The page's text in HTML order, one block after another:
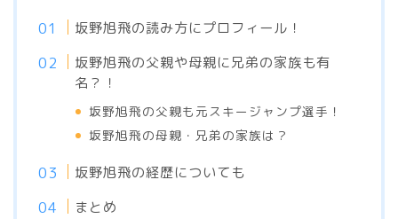
坂野旭飛の読み方にプロフィール！
坂野旭飛の父親や母親に兄弟の家族も有
名？！
坂野旭飛の父親も元スキージャンプ選手！
坂野旭飛の母親・兄弟の家族は？
坂野旭飛の経歴についても
まとめ